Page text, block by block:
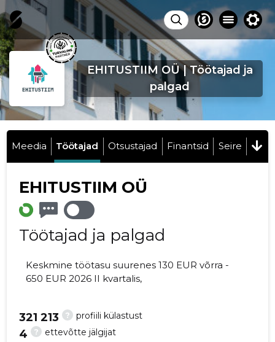
EHITUSTIIM OÜ | Töötajad ja
palgad
Meedia Töötajad Otsustajad Finantsid Seire
EHITUSTIIM OÜ
Töötajad ja palgad
Keskmine töötasu suurenes 130 EUR võrra -
650 EUR 2026 II kvartalis,
? profiili külastust
321 213
? ettevõtte jälgijat
4